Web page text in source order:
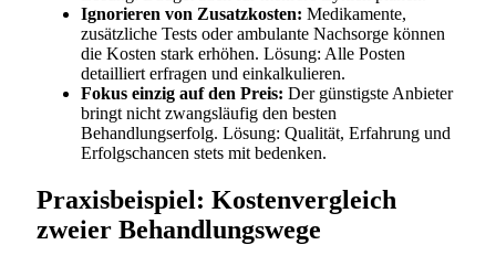
Ignorieren von Zusatzkosten: Medikamente,
zusätzliche Tests oder ambulante Nachsorge können
die Kosten stark erhöhen. Lösung: Alle Posten
detailliert erfragen und einkalkulieren.
Fokus einzig auf den Preis: Der günstigste Anbieter
bringt nicht zwangsläufig den besten
Behandlungserfolg. Lösung: Qualität, Erfahrung und
Erfolgschancen stets mit bedenken.
Praxisbeispiel: Kostenvergleich
zweier Behandlungswege